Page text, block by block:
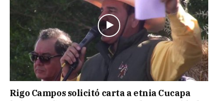
Rigo Campos solicitó carta a etnia Cucapa